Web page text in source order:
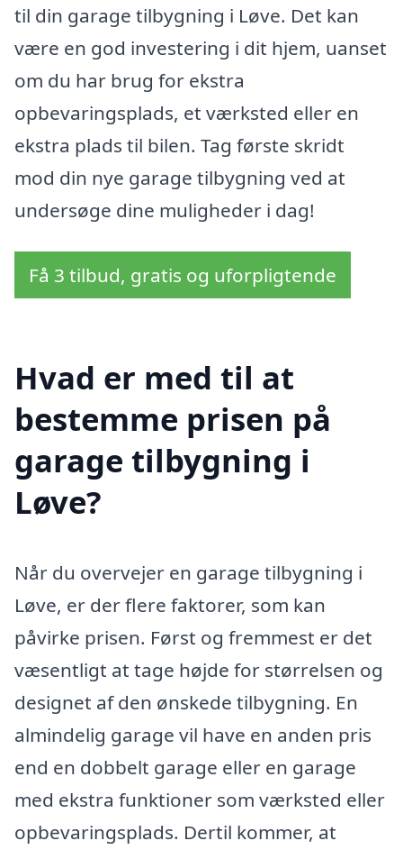
til din garage tilbygning i Løve. Det kan
være en god investering i dit hjem, uanset
om du har brug for ekstra
opbevaringsplads, et værksted eller en
ekstra plads til bilen. Tag første skridt
mod din nye garage tilbygning ved at
undersøge dine muligheder i dag!
Få 3 tilbud, gratis og uforpligtende
Hvad er med til at
bestemme prisen på
garage tilbygning i
Løve?
Når du overvejer en garage tilbygning i
Løve, er der flere faktorer, som kan
påvirke prisen. Først og fremmest er det
væsentligt at tage højde for størrelsen og
designet af den ønskede tilbygning. En
almindelig garage vil have en anden pris
end en dobbelt garage eller en garage
med ekstra funktioner som værksted eller
opbevaringsplads. Dertil kommer, at